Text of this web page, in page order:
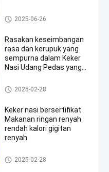
Kerupuk Nasi Goreng
2025-06-26
Rasakan keseimbangan
rasa dan kerupuk yang
sempurna dalam Keker
Nasi Udang Pedas yang
Kerupuk Nasi Goreng
2025-02-28
Keker nasi bersertifikat
Makanan ringan renyah
rendah kalori gigitan
renyah
Kerupuk Nasi Goreng
2025-02-28